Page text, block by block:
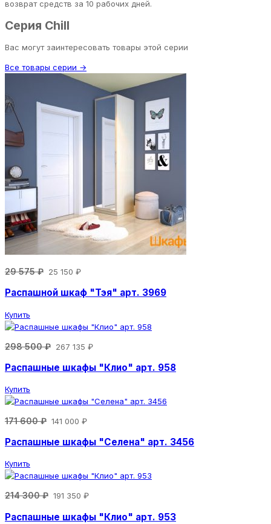
возврат средств за 10 рабочих дней.
Серия Chill
Вас могут заинтересовать товары этой серии
Все товары серии →
29 575 ₽ 25 150 ₽
Распашной шкаф "Тэя" арт. 3969
Купить
298 500 ₽ 267 135 ₽
Распашные шкафы "Клио" арт. 958
Купить
171 600 ₽ 141 000 ₽
Распашные шкафы "Селена" арт. 3456
Купить
214 300 ₽ 191 350 ₽
Распашные шкафы "Клио" арт. 953